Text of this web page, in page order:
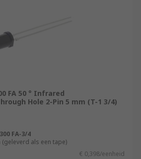
FA 50 ° Infrared
Hole 2-Pin 5 mm (T-1 3/4)
FA-3/4
als een tape)
€ 0,398/eenheid